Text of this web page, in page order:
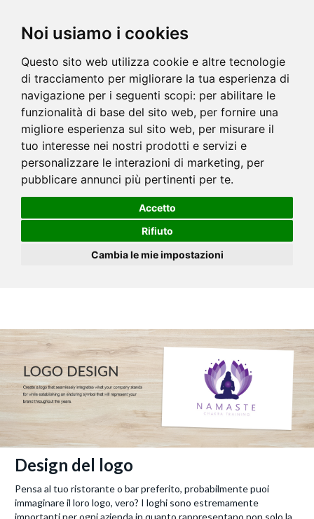
Noi usiamo i cookies
Questo sito web utilizza cookie e altre tecnologie
di tracciamento per migliorare la tua esperienza di
navigazione per i seguenti scopi: per abilitare le
funzionalità di base del sito web, per fornire una
migliore esperienza sul sito web, per misurare il
tuo interesse nei nostri prodotti e servizi e
personalizzare le interazioni di marketing, per
pubblicare annunci più pertinenti per te.
Accetto
Rifiuto
Cambia le mie impostazioni
Design del logo
Pensa al tuo ristorante o bar preferito, probabilmente puoi
immaginare il loro logo, vero? I loghi sono estremamente